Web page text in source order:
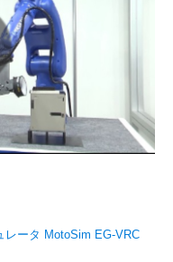
レータ MotoSim EG-VRC